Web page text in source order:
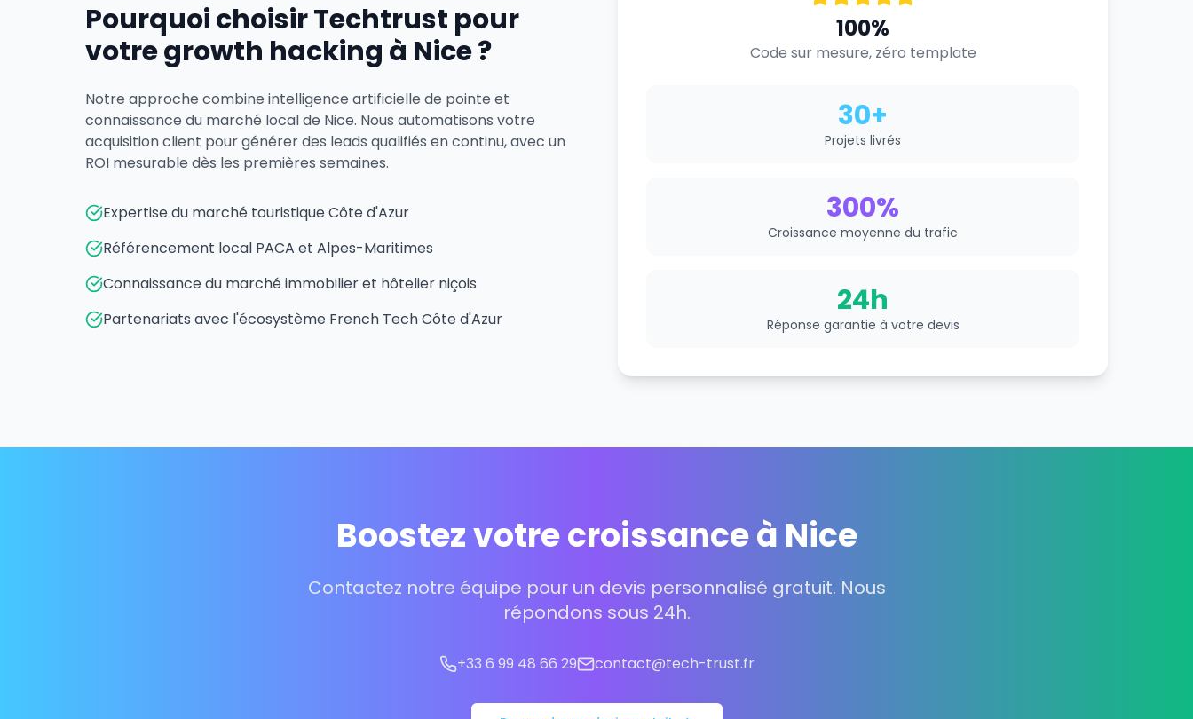
Pourquoi choisir Techtrust pour
votre growth hacking à Nice ?
Notre approche combine intelligence artificielle de pointe et
connaissance du marché local de Nice. Nous automatisons votre
acquisition client pour générer des leads qualifiés en continu, avec un
ROI mesurable dès les premières semaines.
Expertise du marché touristique Côte d'Azur
Référencement local PACA et Alpes-Maritimes
Connaissance du marché immobilier et hôtelier niçois
Partenariats avec l'écosystème French Tech Côte d'Azur
100%
Code sur mesure, zéro template
30+
Projets livrés
300%
Croissance moyenne du trafic
24h
Réponse garantie à votre devis
Boostez votre croissance à Nice
Contactez notre équipe pour un devis personnalisé gratuit. Nous
répondons sous 24h.
+33 6 99 48 66 29 contact@tech-trust.fr